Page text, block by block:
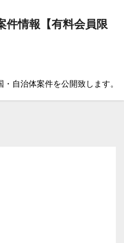
情報【有料会員限
自治体案件を公開致します。